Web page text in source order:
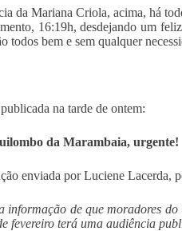
da Mariana Criola, acima, há
16:19h, desdejando um
todos bem e sem qualquer
na tarde de ontem:
da Marambaia, urgente!
enviada por Luciene Lacerda,
informação de que moradores
fevereiro terá uma audiência